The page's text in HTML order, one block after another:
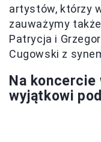
artystów, którzy
zauważymy
Patrycja i
Cugowski z
Na
wyjątkowi